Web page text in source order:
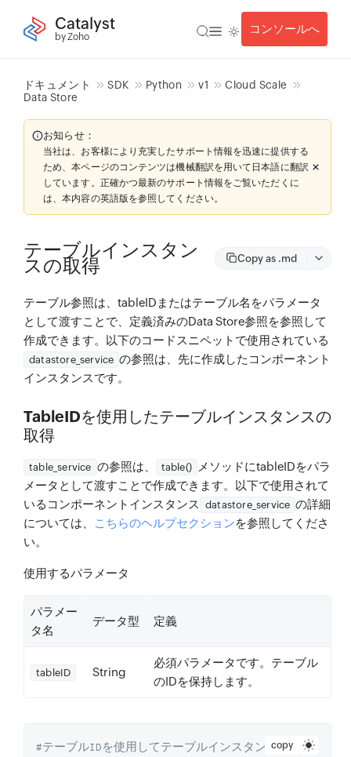
Catalyst
by Zoho
コンソールへ
ドキュメント SDK Python v1
Cloud Scale
Data Store
お知らせ：
当社は、お客様により充実したサポート情報を迅速に提供する
ため、本ページのコンテンツは機械翻訳を用いて日本語に翻訳
しています。正確かつ最新のサポート情報をご覧いただくに
は、本内容の英語版を参照してください。
テーブルインスタン
スの取得 Copy as .md
テーブル参照は、tableIDまたはテーブル名をパラメータ
として渡すことで、定義済みのData Store参照を参照して
作成できます。以下のコードスニペットで使用されている
datastore_service の参照は、先に作成したコンポーネント
インスタンスです。
TableIDを使用したテーブルインスタンスの
取得
table_service の参照は、 table()
メソッドにtableIDをパラ
メータとして渡すことで作成できます。以下で使用されて
いるコンポーネントインスタンス datastore_service の詳細
については、
こちらのヘルプセクションを参照してくださ
い。
使用するパラメータ
パラメー
タ名
データ型 定義
tableID String
必須パラメータです。テーブル
のIDを保持します。
copy
#テーブルIDを使用してテーブルインスタンス